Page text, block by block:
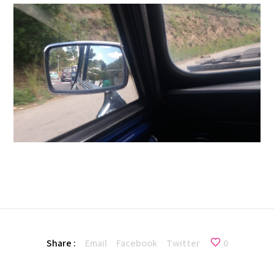
Share : Email Facebook Twitter 0